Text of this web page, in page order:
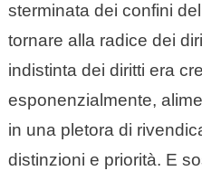
sterminata dei confini
tornare alla radice dei
indistinta dei diritti era
esponenzialmente,
in una pletora di
distinzioni e priorità. E